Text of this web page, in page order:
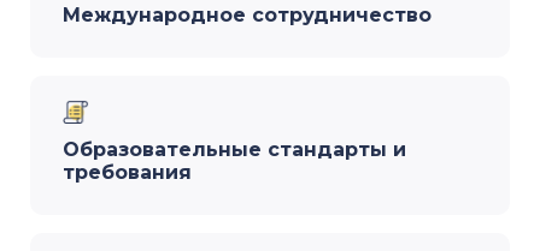
Международное сотрудничество
Образовательные стандарты и
требования